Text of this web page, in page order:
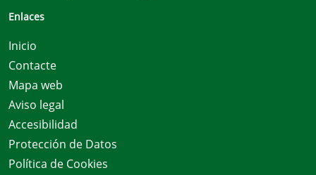
Enlaces
Inicio
Contacte
Mapa web
Aviso legal
Accesibilidad
Protección de Datos
Política de Cookies